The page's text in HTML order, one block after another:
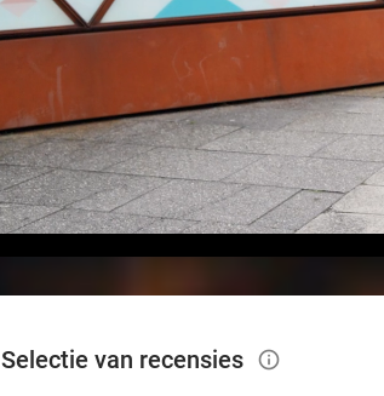
Selectie van recensies info_outlined